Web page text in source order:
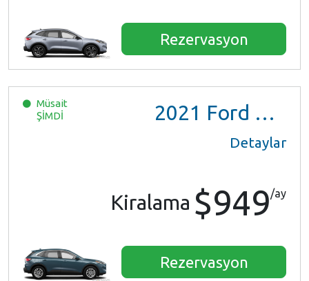
Rezervasyon
Müsait
ŞİMDİ
2021 Ford Escape SE Hybrid
Detaylar
Kiralama $949/ay
Rezervasyon